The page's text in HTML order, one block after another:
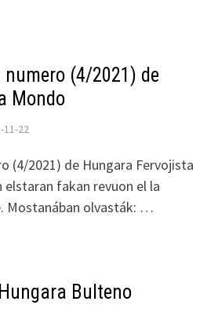
(4/2021) de
Mondo
11-22
(4/2021) de Hungara Fervojista
elstaran fakan revuon el la
Mostanában olvasták: …
Bulteno